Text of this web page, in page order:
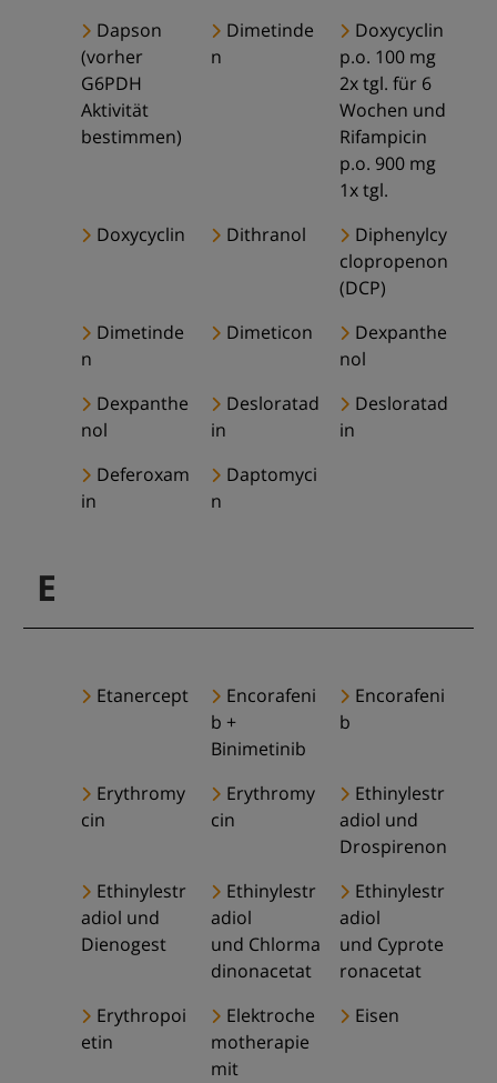
Dapson
(vorher
G6PDH
Aktivität
bestimmen)
Dimetinde
n
Doxycyclin
p.o. 100 mg
2x tgl. für 6
Wochen und
Rifampicin
p.o. 900 mg
1x tgl.
Doxycyclin
Dithranol
Diphenylcy
clopropenon
(DCP)
Dimetinde
n
Dimeticon
Dexpanthe
nol
Dexpanthe
nol
Desloratad
in
Desloratad
in
Deferoxam
in
Daptomyci
n
E
Etanercept
Encorafeni
b +
Binimetinib
Encorafeni
b
Erythromy
cin
Erythromy
cin
Ethinylestr
adiol und
Drospirenon
Ethinylestr
adiol und
Dienogest
Ethinylestr
adiol
und Chlorma
dinonacetat
Ethinylestr
adiol
und Cyprote
ronacetat
Erythropoi
etin
Elektroche
motherapie
mit
Eisen